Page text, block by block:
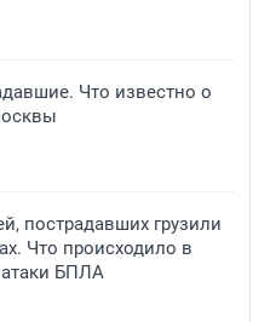
Что известно о
пострадавших грузили
Что происходило в
БПЛА